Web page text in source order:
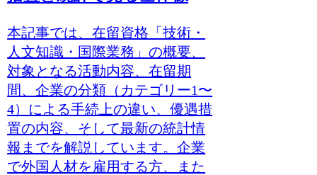
本記事では、在留資格「技術・
人文知識・国際業務」の概要、
対象となる活動内容、在留期
間、企業の分類（カテゴリー1〜
4）による手続上の違い、優遇措
置の内容、そして最新の統計情
報までを解説しています。企業
で外国人材を雇用する方、また